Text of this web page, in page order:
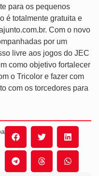
para os pequenos
é totalmente gratuita e
Com o novo
por um
livre aos jogos do JEC
como objetivo fortalecer
o Tricolor e fazer com
com os torcedores para